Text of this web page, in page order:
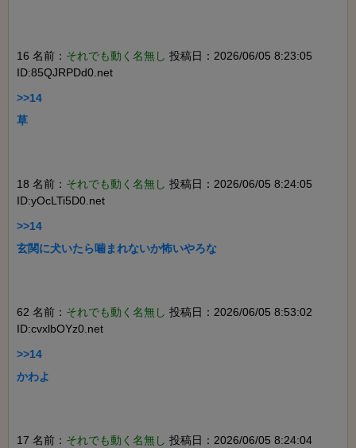
16 名前： それでも動く名無し 投稿日：2026/06/05 8:23:05
ID:85QJRPDd0.net
>>14
草
18 名前： それでも動く名無し 投稿日：2026/06/05 8:24:05
ID:yOcLTi5D0.net
>>14
玄関に犬いたら噛まれないか怖いやろな
62 名前： それでも動く名無し 投稿日：2026/06/05 8:53:02
ID:cvxlbOYz0.net
>>14
かわよ
17 名前： それでも動く名無し 投稿日：2026/06/05 8:24:04